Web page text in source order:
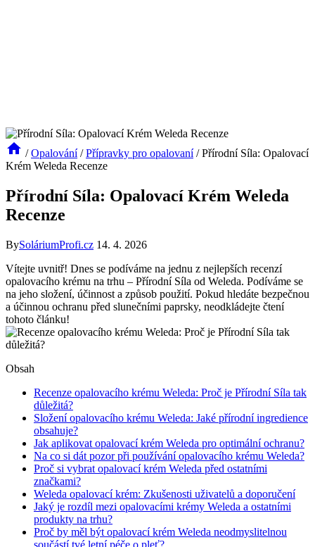
/ Opalování / Přípravky pro opalovaní / Přírodní Síla: Opalovací
Krém Weleda Recenze
Přírodní Síla: Opalovací Krém Weleda
Recenze
BySoláriumProfi.cz 14. 4. 2026
Vítejte uvnitř! Dnes se podíváme na jednu z nejlepších recenzí
opalovacího krému na trhu – Přírodní Síla od Weleda. Podíváme se
na jeho složení, účinnost a způsob použití. Pokud hledáte bezpečnou
a účinnou ochranu před slunečními paprsky, neodkládejte čtení
tohoto článku!
Obsah
Recenze opalovacího krému Weleda: Proč je Přírodní Síla tak
důležitá?
Složení opalovacího krému Weleda: Jaké přírodní ingredience
obsahuje?
Jak aplikovat opalovací krém Weleda pro optimální ochranu?
Na co si dát pozor při používání opalovacího krému Weleda?
Proč si vybrat opalovací krém Weleda před ostatními
značkami?
Weleda opalovací krém: Zkušenosti uživatelů a doporučení
Jaký je rozdíl mezi opalovacími krémy Weleda a ostatními
produkty na trhu?
Proč by měl být opalovací krém Weleda neodmyslitelnou
součástí tvé letní péče o pleť?